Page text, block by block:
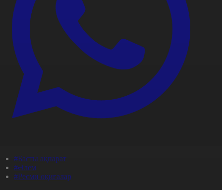
#Басты ақпарат
#Әлем
#Ресми оқиғалар